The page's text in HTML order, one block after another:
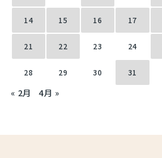
14 15 16 17
21 22 23 24
28 29 30 31
« 2月 4月 »